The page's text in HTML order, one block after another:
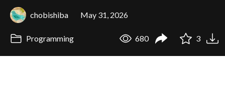
chobishiba May 31, 2026
Programming 680 3